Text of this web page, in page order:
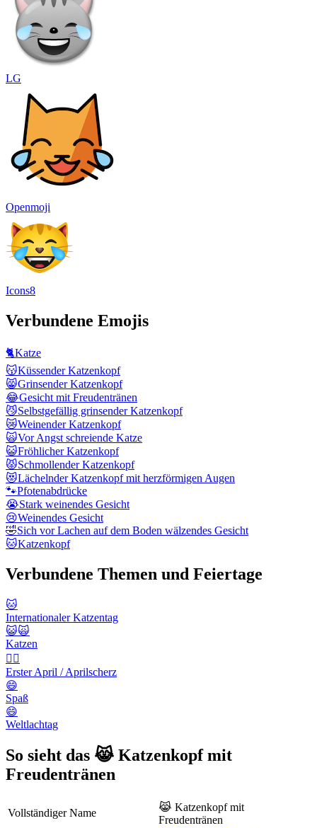
LG
Openmoji
Icons8
Verbundene Emojis
🐈Katze
😽Küssender Katzenkopf
😸Grinsender Katzenkopf
😂Gesicht mit Freudentränen
😼Selbstgefällig grinsender Katzenkopf
😿Weinender Katzenkopf
🙀Vor Angst schreiende Katze
😺Fröhlicher Katzenkopf
😾Schmollender Katzenkopf
😻Lächelnder Katzenkopf mit herzförmigen Augen
🐾Pfotenabdrücke
😭Stark weinendes Gesicht
😢Weinendes Gesicht
🤣Sich vor Lachen auf dem Boden wälzendes Gesicht
🐱Katzenkopf
Verbundene Themen und Feiertage
🐱
Internationaler Katzentag
😺🙀
Katzen
🙆‍♂️
Erster April / Aprilscherz
😄
Spaß
😄
Weltlachtag
So sieht das 😹 Katzenkopf mit
Freudentränen
Vollständiger Name
😹 Katzenkopf mit
Freudentränen